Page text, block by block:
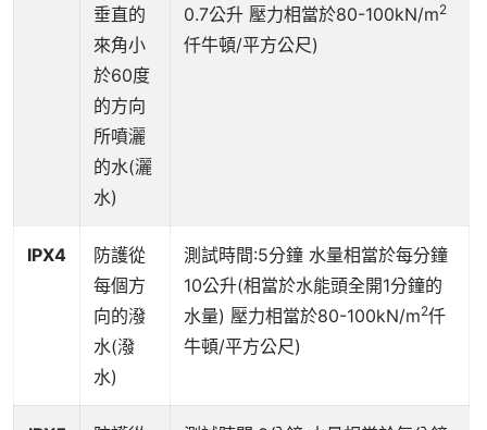
垂直的
來角小
於60度
的方向
所噴灑
的水(灑
水)
0.7公升 壓力相當於80-100kN/m2
仟牛頓/平方公尺)
IPX4
防護從
每個方
向的潑
水(潑
水)
測試時間:5分鐘 水量相當於每分鐘
10公升(相當於水能頭全開1分鐘的
水量) 壓力相當於80-100kN/m2仟
牛頓/平方公尺)